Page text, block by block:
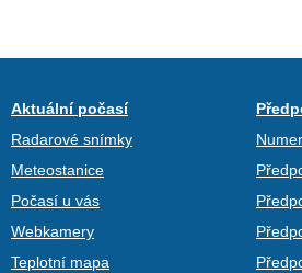
Aktuální počasí
Radarové snímky
Meteostanice
Počasí u vás
Webkamery
Teplotní mapa